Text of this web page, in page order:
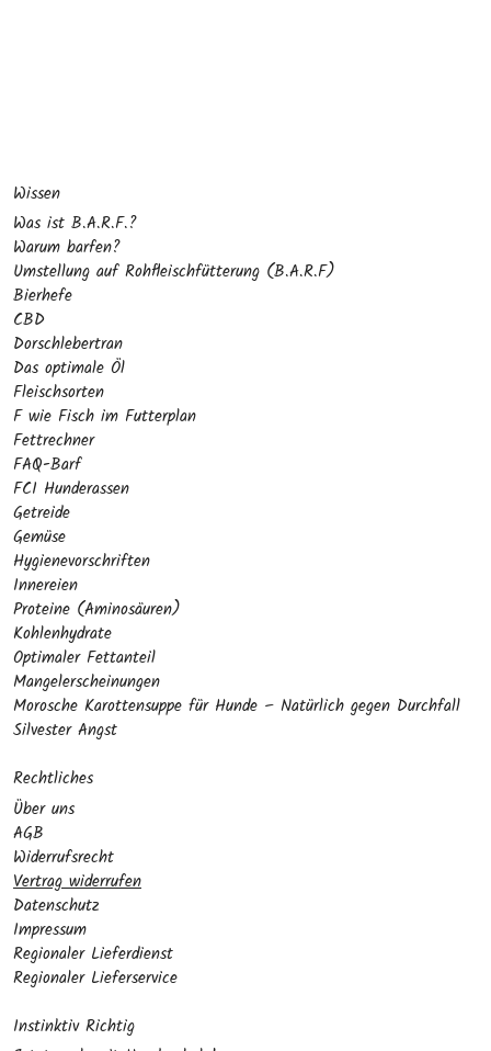
Wissen
Was ist B.A.R.F.?
Warum barfen?
Umstellung auf Rohfleischfütterung (B.A.R.F)
Bierhefe
CBD
Dorschlebertran
Das optimale Öl
Fleischsorten
F wie Fisch im Futterplan
Fettrechner
FAQ-Barf
FCI Hunderassen
Getreide
Gemüse
Hygienevorschriften
Innereien
Proteine (Aminosäuren)
Kohlenhydrate
Optimaler Fettanteil
Mangelerscheinungen
Morosche Karottensuppe für Hunde – Natürlich gegen Durchfall
Silvester Angst
Rechtliches
Über uns
AGB
Widerrufsrecht
Vertrag widerrufen
Datenschutz
Impressum
Regionaler Lieferdienst
Regionaler Lieferservice
Instinktiv Richtig